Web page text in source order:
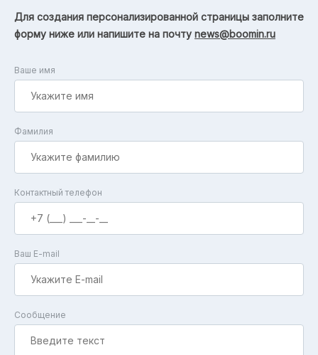
Для создания персонализированной страницы заполните
форму ниже или напишите на почту news@boomin.ru
Ваше имя
Фамилия
Контактный телефон
Ваш E-mail
Сообщение